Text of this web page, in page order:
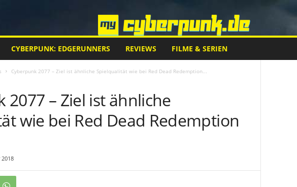
CYBERPUNK: EDGERUNNERS REVIEWS FILME & SERIEN
Cyberpunk 2077 – Ziel ist ähnliche Spielqualität wie bei Red Dead Redemption...
2077 – Ziel ist ähnliche
wie bei Red Dead Redemption